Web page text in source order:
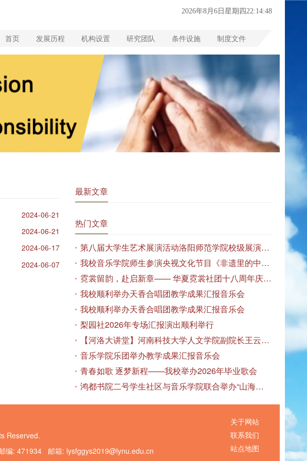
2026年8月6日星期四22:14:49
首页 发展历程 机构设置 研究团队 条件设施 制度文件
2024-06-21
2024-06-21
2024-06-17
2024-06-07
最新文章
热门文章
第八届大学生艺术展演活动洛阳师范学院校级展演——艺术作品专场展览在美术与艺术学院顺利开展
我校音乐学院师生参演央视文化节目《非遗里的中国》
霓裳留韵，赴启新章—— 华夏霓裳社团十八周年庆暨毕业季特别演出圆满落幕
我校顺利举办天香合唱团教学成果汇报音乐会
我校顺利举办天香合唱团教学成果汇报音乐会
梨园社2026年专场汇报演出顺利举行
【河洛大讲堂】河南科技大学人文学院副院长王云红教授应邀作专题讲座
音乐学院乐团举办教学成果汇报音乐会
青春如歌 逐梦新程——我校举办2026年毕业歌会
鸿都书院二号学生社区与音乐学院联合举办“山海诗恋”合唱思政汇报音乐会
Reserved.
: 471934 邮箱: lysfggys2019@lynu.edu.cn
关于网站
联系我们
站点地图